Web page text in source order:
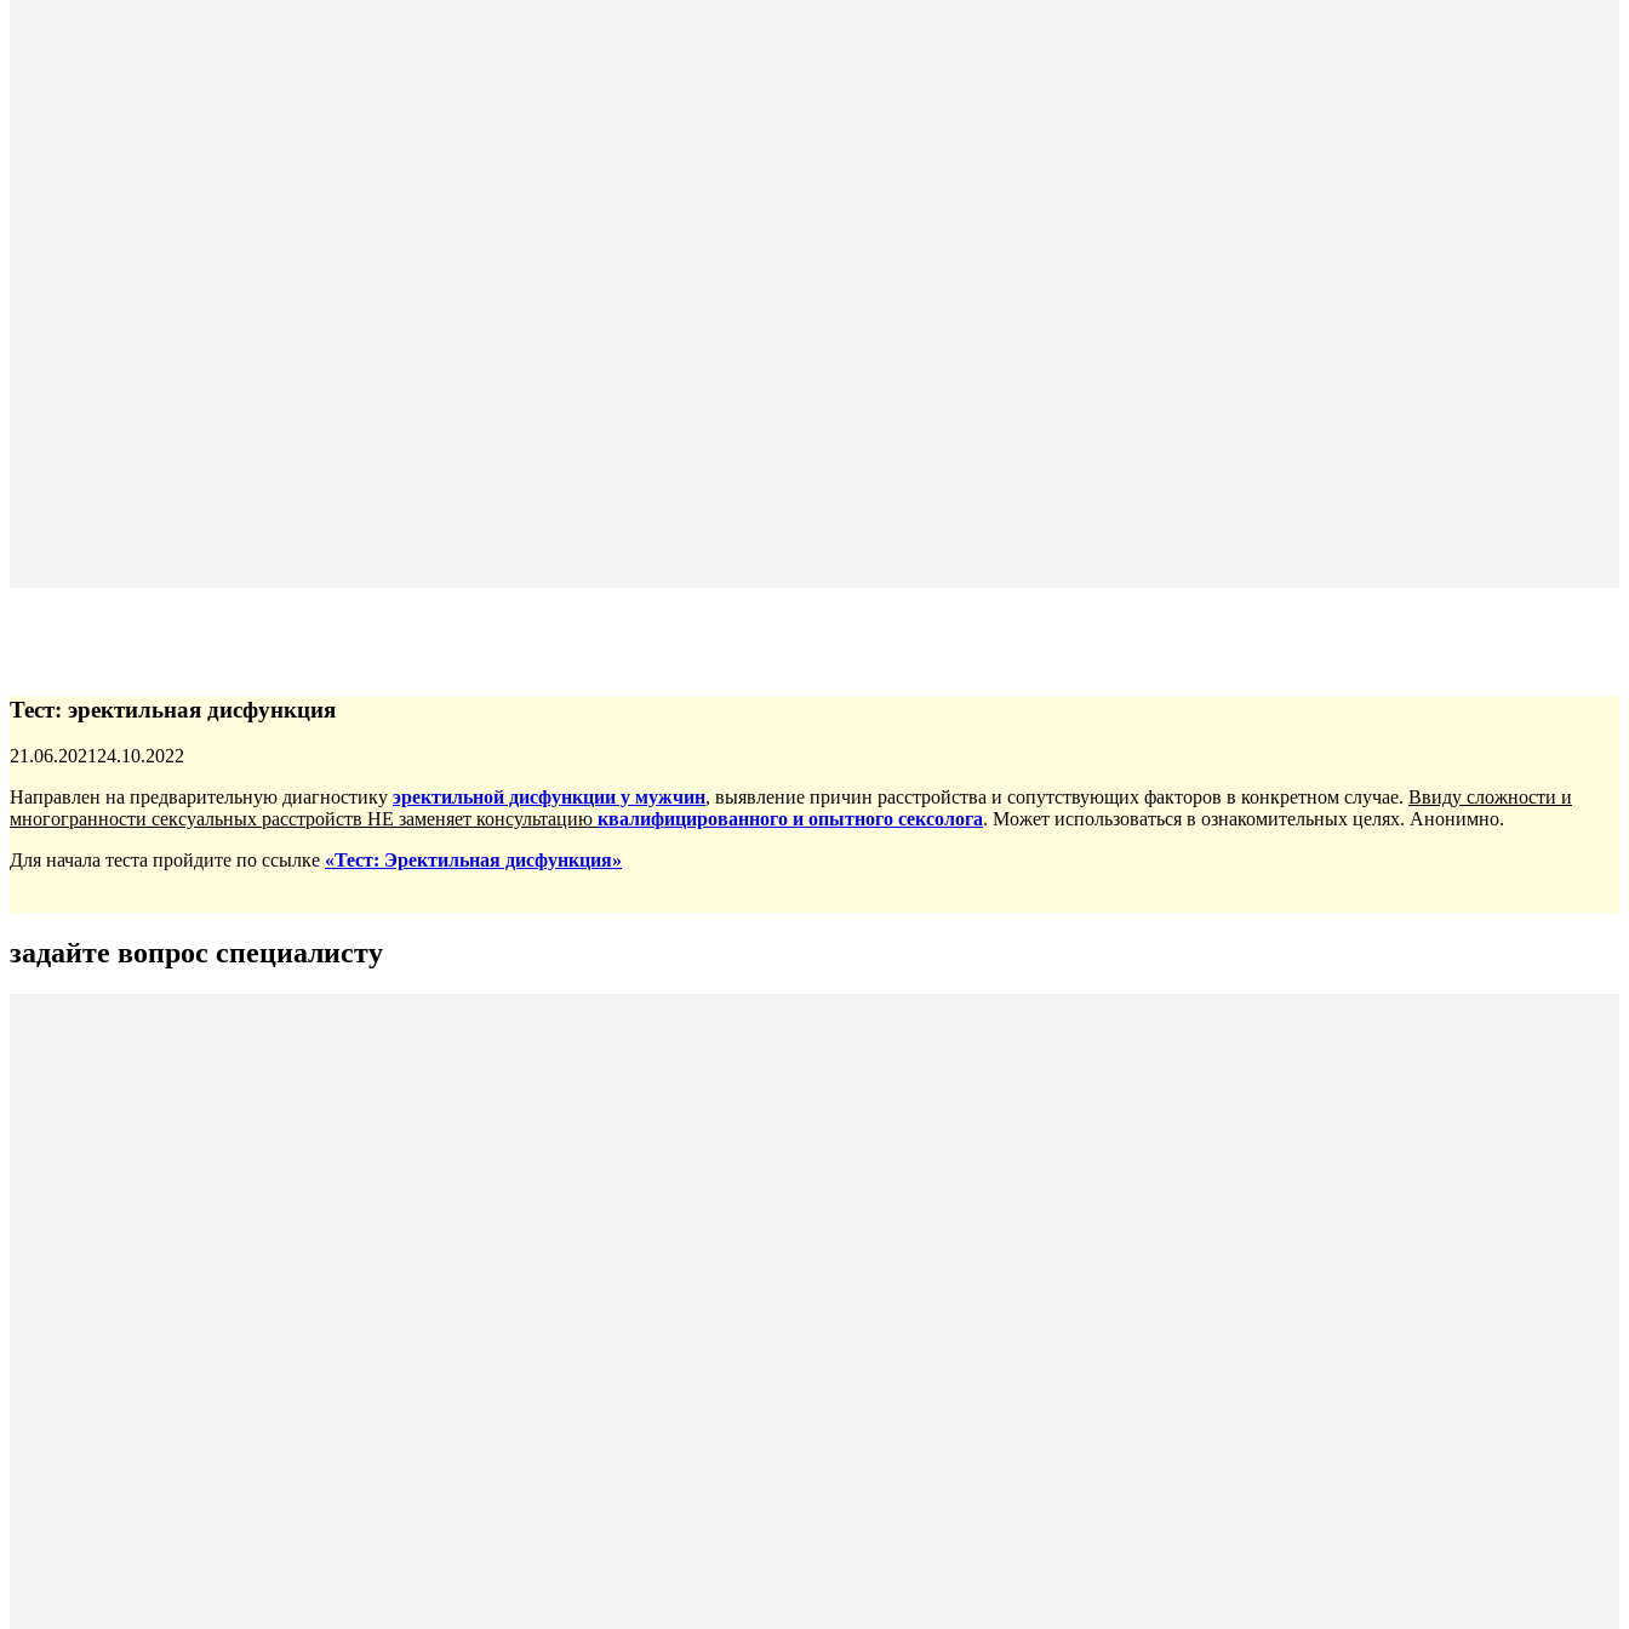
Тест: эректильная дисфункция
Опубликовано
21.06.2021 24.10.2022
Направлен на предварительную диагностику эректильной дисфункции у мужчин, выявление причин расстройства и сопутствующих факторов в конкретном случае. Ввиду сложности и
многогранности сексуальных расстройств НЕ заменяет консультацию квалифицированного и опытного сексолога. Может использоваться в ознакомительных целях. Анонимно.
Для начала теста пройдите по ссылке «Тест: Эректильная дисфункция»
задайте вопрос специалисту